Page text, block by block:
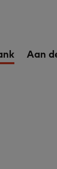
Aan